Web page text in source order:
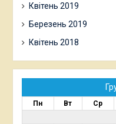
Квітень 2019
Березень 2019
Квітень 2018
Пн Вт Ср